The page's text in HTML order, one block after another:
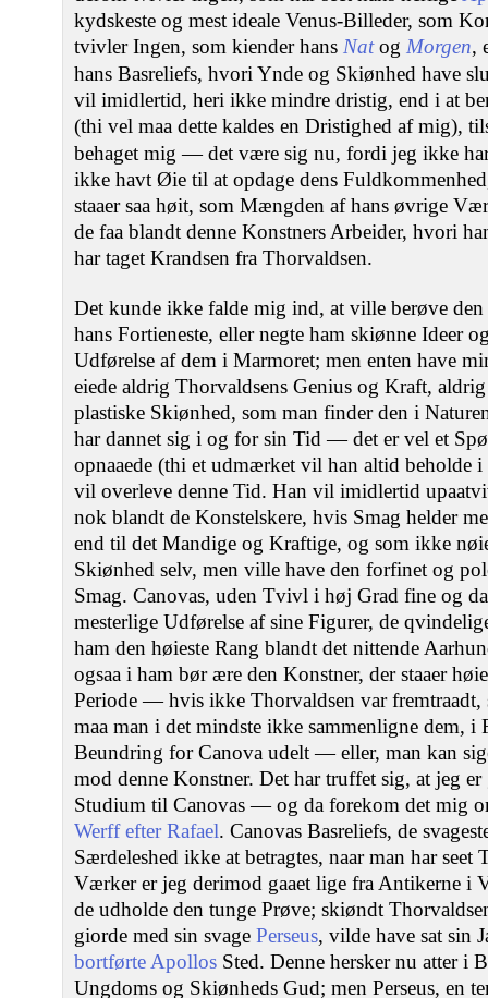
kydskeste og mest ideale Venus-Billeder, som
tvivler Ingen, som kiender hans Natog Morgen,
hans Basreliefs, hvori Ynde og Skiønhed have
vil imidlertid, heri ikke mindre dristig, end i at
(thi vel maa dette kaldes en Dristighed af mig),
behaget mig — det være sig nu, fordi jeg ikke
ikke havt Øie til at opdage dens
staaer saa høit, som Mængden af hans øvrige
de faa blandt denne Konstners Arbeider, hvori
har taget Krandsen fra Thorvaldsen.
Det kunde ikke falde mig ind, at ville berøve den
hans Fortieneste, eller negte ham skiønne Ideer
Udførelse af dem i Marmoret; men enten have
eiede aldrig Thorvaldsens Genius og Kraft,
plastiske Skiønhed, som man finder den i
har dannet sig i og for sin Tid — det er vel et
opnaaede (thi et udmærket vil han altid beholde
vil overleve denne Tid. Han vil imidlertid
nok blandt de Konstelskere, hvis Smag helder
end til det Mandige og Kraftige, og som ikke
Skiønhed selv, men ville have den forfinet og
Smag. Canovas, uden Tvivl i høj Grad fine og
mesterlige Udførelse af sine Figurer, de
ham den høieste Rang blandt det nittende
ogsaa i ham bør ære den Konstner, der staaer
Periode — hvis ikke Thorvaldsen var fremtraadt,
maa man i det mindste ikke sammenligne dem, i
Beundring for Canova udelt — eller, man kan
mod denne Konstner. Det har truffet sig, at jeg
Studium til Canovas — og da forekom det mig
Werff efter Rafael. Canovas Basreliefs, de
Særdeleshed ikke at betragtes, naar man har seet
Værker er jeg derimod gaaet lige fra Antikerne i
de udholde den tunge Prøve; skiøndt
giorde med sin svage Perseus, vilde have sat sin
bortførte Apollos Sted. Denne hersker nu atter i
Ungdoms og Skiønheds Gud; men Perseus, en